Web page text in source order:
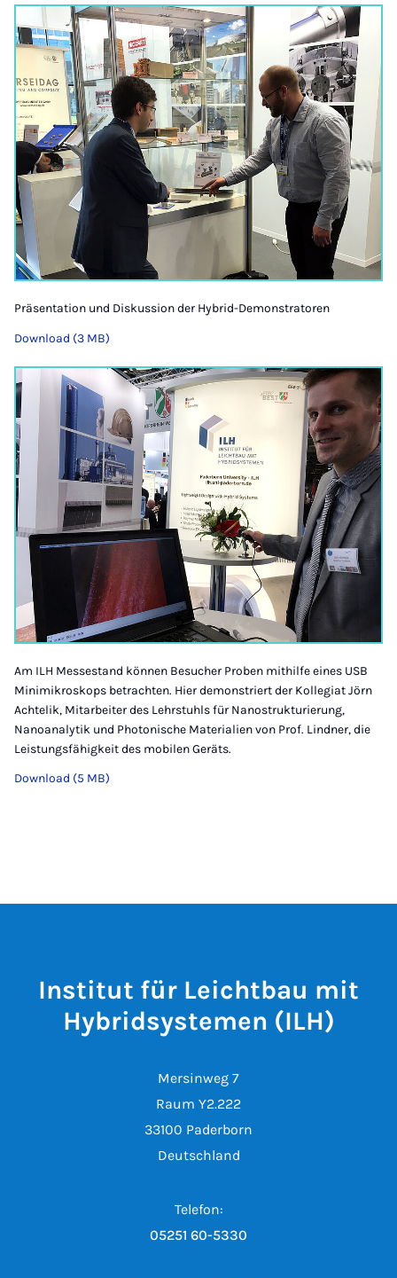
Präsentation und Diskussion der Hybrid-Demonstratoren
Download (3 MB)
Am ILH Messestand können Besucher Proben mithilfe eines USB
Minimikroskops betrachten. Hier demonstriert der Kollegiat Jörn
Achtelik, Mitarbeiter des Lehrstuhls für Nanostrukturierung,
Nanoanalytik und Photonische Materialien von Prof. Lindner, die
Leistungsfähigkeit des mobilen Geräts.
Download (5 MB)
Institut für Leichtbau mit
Hybridsystemen (ILH)
Mersinweg 7
Raum Y2.222
33100 Paderborn
Deutschland
Telefon:
05251 60-5330